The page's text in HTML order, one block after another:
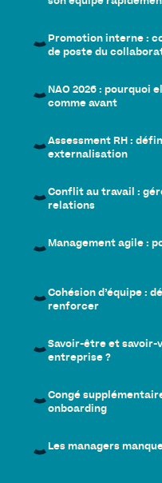
Promotion interne :
de poste du
NAO 2026 : pourquoi
comme avant
Assessment RH :
externalisation
Conflit au travail :
relations
Management agile :
Cohésion d’équipe :
renforcer
Savoir-être et savoir-
entreprise ?
Congé
onboarding
Les managers